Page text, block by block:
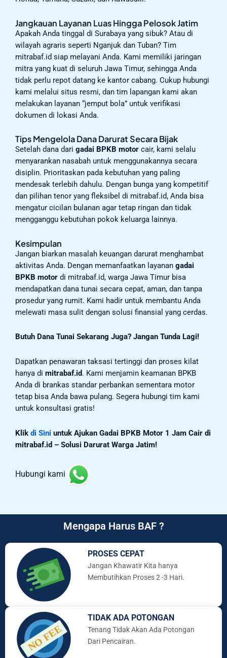
Jangkauan Layanan Luas Hingga Pelosok Jatim
Apakah Anda tinggal di Surabaya yang sibuk? Atau di
wilayah agraris seperti Nganjuk dan Tuban? Tim
mitrabaf.id siap melayani Anda. Kami memiliki jaringan
mitra yang kuat di seluruh Jawa Timur, sehingga Anda
tidak perlu repot datang ke kantor cabang. Cukup hubungi
kami melalui situs resmi, dan tim lapangan kami akan
melakukan layanan “jemput bola” untuk verifikasi
dokumen di lokasi Anda.
Tips Mengelola Dana Darurat Secara Bijak
Setelah dana dari gadai BPKB motor cair, kami selalu
menyarankan nasabah untuk menggunakannya secara
disiplin. Prioritaskan pada kebutuhan yang paling
mendesak terlebih dahulu. Dengan bunga yang kompetitif
dan pilihan tenor yang fleksibel di mitrabaf.id, Anda bisa
mengatur cicilan bulanan agar tetap ringan dan tidak
mengganggu kebutuhan pokok keluarga lainnya.
Kesimpulan
Jangan biarkan masalah keuangan darurat menghambat
aktivitas Anda. Dengan memanfaatkan layanan gadai
BPKB motor di mitrabaf.id, warga Jawa Timur bisa
mendapatkan dana tunai secara cepat, aman, dan tanpa
prosedur yang rumit. Kami hadir untuk membantu Anda
melewati masa sulit dengan solusi finansial yang cerdas.
Butuh Dana Tunai Sekarang Juga? Jangan Tunda Lagi!
Dapatkan penawaran taksasi tertinggi dan proses kilat
hanya di mitrabaf.id. Kami menjamin keamanan BPKB
Anda di brankas standar perbankan sementara motor
tetap bisa Anda bawa pulang. Segera hubungi tim kami
untuk konsultasi gratis!
Klik di Sini untuk Ajukan Gadai BPKB Motor 1 Jam Cair di
mitrabaf.id – Solusi Darurat Warga Jatim!
Hubungi kami
Mengapa Harus BAF ?
PROSES CEPAT
Jangan Khawatir Kita hanya
Membutihkan Proses 2 -3 Hari.
TIDAK ADA POTONGAN
Tenang Tidak Akan Ada Potongan
Dari Pencairan.